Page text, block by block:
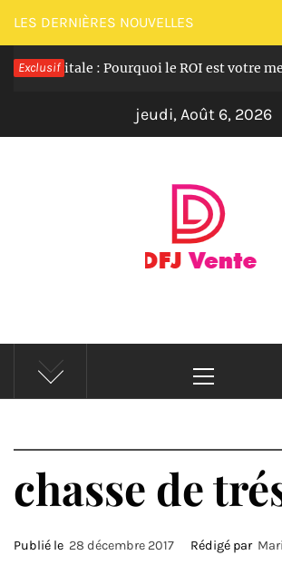
Passer
au
contenu
LES DERNIÈRES NOUVELLES
Exclusif
digitale : Pourquoi le ROI est votre
jeudi, Août 6, 2026
DFJ
Actualité en direct et
principal
chasse de
Publié le 28 décembre 2017 Rédigé par